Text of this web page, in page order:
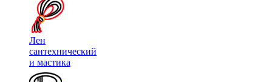
Лен
сантехнический
и мастика